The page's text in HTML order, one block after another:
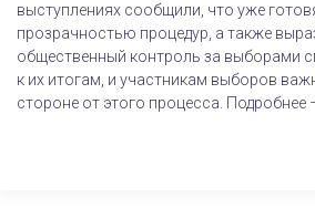
выступлениях сообщили, что уже
прозрачностью процедур, а также
общественный контроль за выборами
к их итогам, и участникам выборов
стороне от этого процесса.